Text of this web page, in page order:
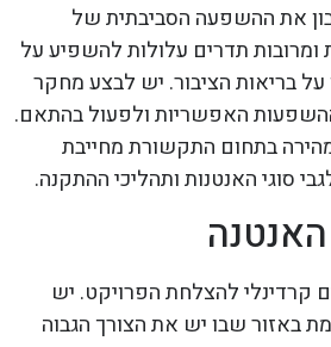
את ההשפעה הסביבתית של
ומרובות תדרים עלולות להשפיע על
על בריאות הציבור. יש לבצע מחקר
האפשריות ולפעול בהתאם.
בתחום התקשורת מחייבת
סוגי האנטנות ותהליכי ההתקנה.
קרדינלי להצלחת הפרויקט. יש
באזור שבו יש את הצורך הגבוה